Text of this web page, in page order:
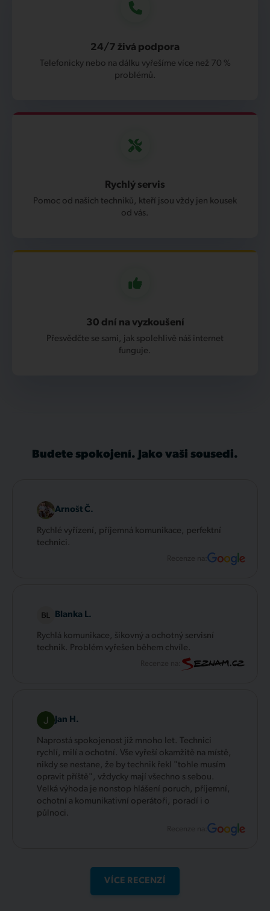
24/7 živá podpora
Telefonicky nebo na dálku vyřešíme více než 70 %
problémů.
Rychlý servis
Pomoc od našich techniků, kteří jsou vždy jen kousek
od vás.
30 dní na vyzkoušení
Přesvědčte se sami, jak spolehlivě náš internet
funguje.
Budete spokojení. Jako vaši sousedi.
Arnošt Č.
Rychlé vyřízení, příjemná komunikace, perfektní
technici.
Recenze na:
Blanka L.
Rychlá komunikace, šikovný a ochotný servisní
technik. Problém vyřešen během chvíle.
Jan H.
Naprostá spokojenost již mnoho let. Technici
rychlí, milí a ochotní. Vše vyřeší okamžitě na místě,
nikdy se nestane, že by technik řekl "tohle musím
opravit příště", vždycky mají všechno s sebou.
Velká výhoda je nonstop hlášení poruch, příjemní,
ochotní a komunikativní operátoři, poradí i o
půlnoci.
Recenze na:
VÍCE RECENZÍ